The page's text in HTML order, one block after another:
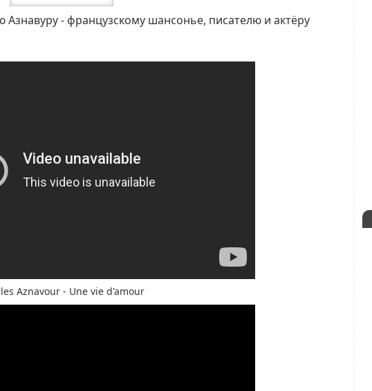
- французскому шансонье, писателю и актёру
Aznavour - Une vie d'amour